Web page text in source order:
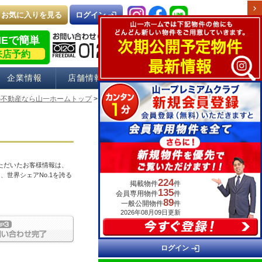
お気に入りを見る ログイン login
で簡単
店予約
企業情報 店舗情報 採用情報
動産なら山一ホームトップ> 物件お問い合わせ
いたお客様情報は、
世界シェアNo.1を誇る
chevron_right
掲載物件224件
会員専用物件135件
一般公開物件89件
2026年08月09日更新
ログイン login